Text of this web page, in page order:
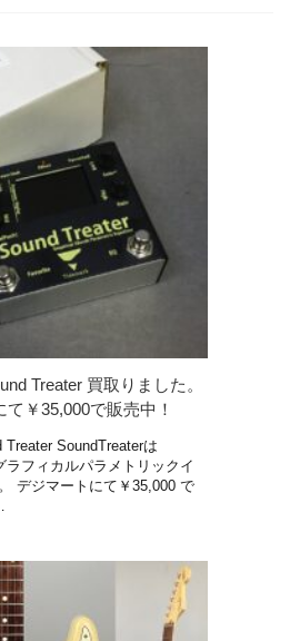
Treater 買取りました。
て￥35,000で販売中！
Treater SoundTreaterは
ラフィカルパラメトリックイ
デジマートにて￥35,000 で